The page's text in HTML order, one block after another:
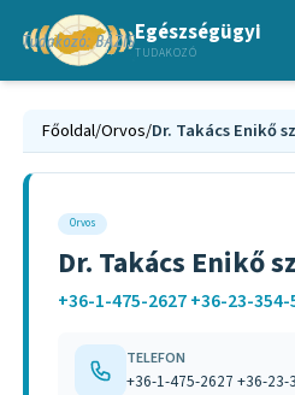
Egészségügyi
TUDAKOZÓ
Főoldal/Orvos/
Orvos
Dr. Takács Enikő
+36-1-475-2627 +36-23-
TELEFON
+36-1-475-2627 +36-